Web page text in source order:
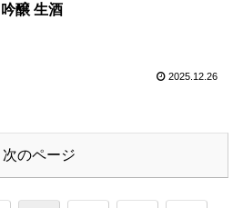
吟醸 生酒
2025.12.26
次のページ